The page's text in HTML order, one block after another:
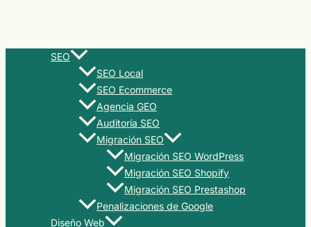
SEO
SEO Local
SEO Ecommerce
Agencia GEO
Auditoría SEO
Migración SEO
Migración SEO WordPress
Migración SEO Shopify
Migración SEO Prestashop
Penalizaciones de Google
Diseño Web